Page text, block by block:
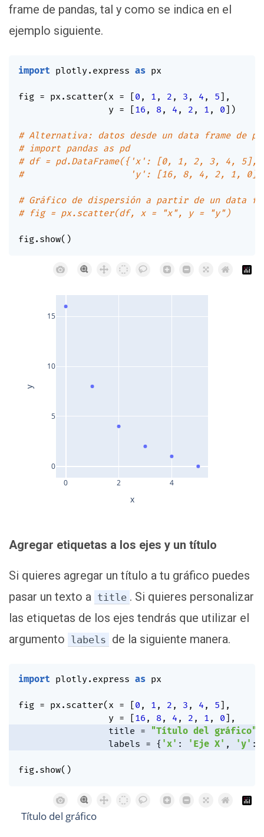
frame de pandas, tal y como se indica en el
ejemplo siguiente.
import plotly. express as px
fig = px. scatter( x = [0 , 1 , 2 , 3 , 4, 5] ,
                 y
= [16 , 8, 4, 2 , 1 , 0] )
# Alternativa: datos desde un data frame de
# import pandas as pd
# df = pd.DataFrame({'x': [0, 1, 2, 3, 4, 5],
#                    'y': [16, 8, 4, 2, 1,
# Gráfico de dispersión a partir de un data
# fig = px.scatter(df, x = "x", y = "y")
fig. show( )
0 2 4
0
5
10
15
x
y
Agregar etiquetas a los ejes y un título
Si quieres agregar un título a tu gráfico puedes
pasar un texto a title . Si quieres personalizar
las etiquetas de los ejes tendrás que utilizar el
argumento labels de la siguiente manera.
import plotly. express as px
fig = px. scatter( x = [0 , 1 , 2 , 3 , 4, 5] ,
                 y
= [16 , 8, 4, 2 , 1 , 0] ,
                 title
= "Título del gráfico"
                 labels
= { 'x' : 'Eje X' , 'y' :
fig. show( )
Título del gráfico